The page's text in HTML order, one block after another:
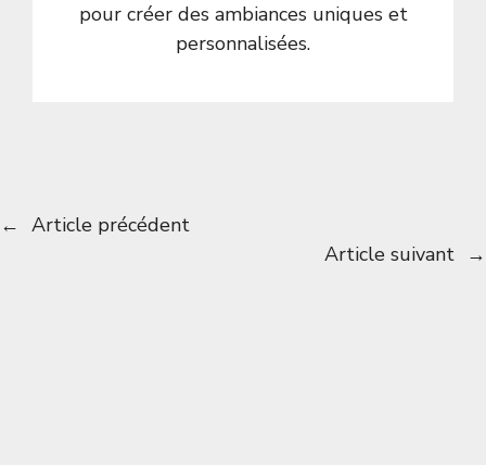
pour créer des ambiances uniques et
personnalisées.
← Article précédent
Article suivant →